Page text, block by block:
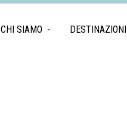
CHI SIAMO DESTINAZIONI